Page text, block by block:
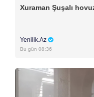
Xuraman Şuşalı
Yenilik.Az
Bu gün 08:36